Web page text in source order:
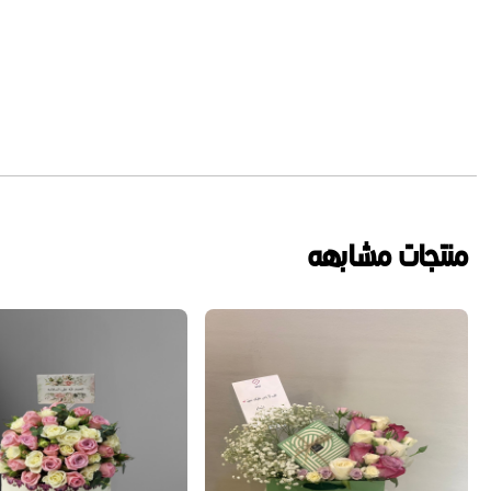
منتجات مشابهه